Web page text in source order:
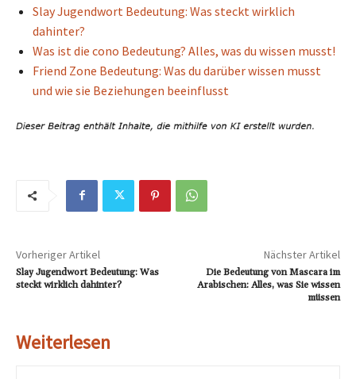
Slay Jugendwort Bedeutung: Was steckt wirklich
dahinter?
Was ist die cono Bedeutung? Alles, was du wissen musst!
Friend Zone Bedeutung: Was du darüber wissen musst
und wie sie Beziehungen beeinflusst
Vorheriger Artikel
Slay Jugendwort Bedeutung: Was
steckt wirklich dahinter?
Nächster Artikel
Die Bedeutung von Mascara im
Arabischen: Alles, was Sie wissen
müssen
Weiterlesen